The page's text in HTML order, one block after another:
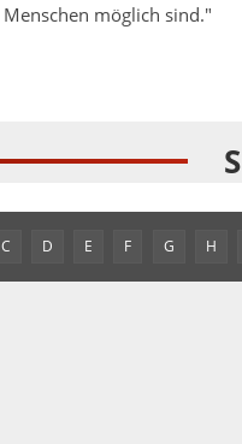
Menschen möglich sind."
C D E F G H